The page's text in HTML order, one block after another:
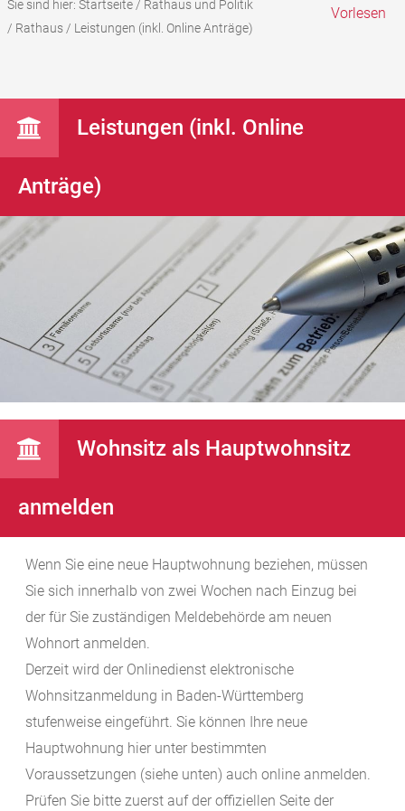
Sie sind hier: Startseite/ Rathaus und Politik
/ Rathaus/ Leistungen (inkl. Online Anträge)
Vorlesen
Leistungen (inkl. Online
Anträge)
Wohnsitz als Hauptwohnsitz
anmelden
Wenn Sie eine neue Hauptwohnung beziehen, müssen
Sie sich innerhalb von zwei Wochen nach Einzug bei
der für Sie zuständigen Meldebehörde am neuen
Wohnort anmelden.
Derzeit wird der Onlinedienst elektronische
Wohnsitzanmeldung in Baden-Württemberg
stufenweise eingeführt. Sie können Ihre neue
Hauptwohnung hier unter bestimmten
Voraussetzungen (siehe unten) auch online anmelden.
Prüfen Sie bitte zuerst auf der offiziellen Seite der